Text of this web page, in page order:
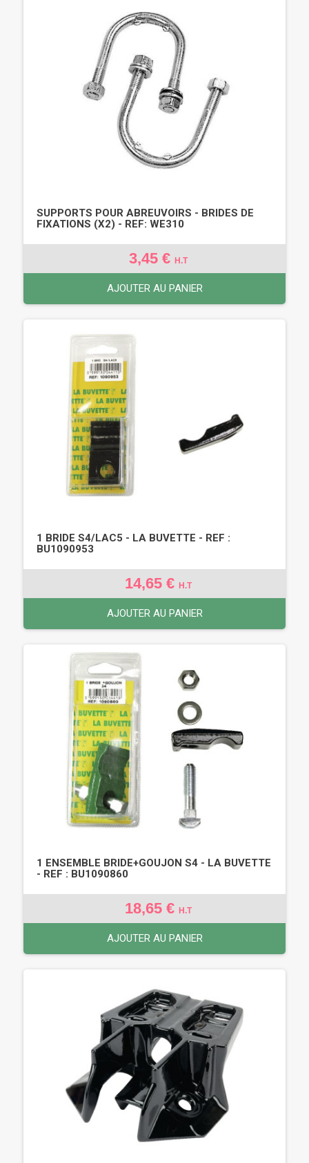
SUPPORTS POUR ABREUVOIRS - BRIDES DE
FIXATIONS (X2) - REF: WE310
3,45 € H.T
AJOUTER AU PANIER
1 BRIDE S4/LAC5 - LA BUVETTE - REF :
BU1090953
14,65 € H.T
AJOUTER AU PANIER
1 ENSEMBLE BRIDE+GOUJON S4 - LA BUVETTE
- REF : BU1090860
18,65 € H.T
AJOUTER AU PANIER